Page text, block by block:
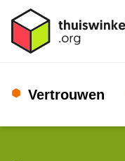
Vertrouwen